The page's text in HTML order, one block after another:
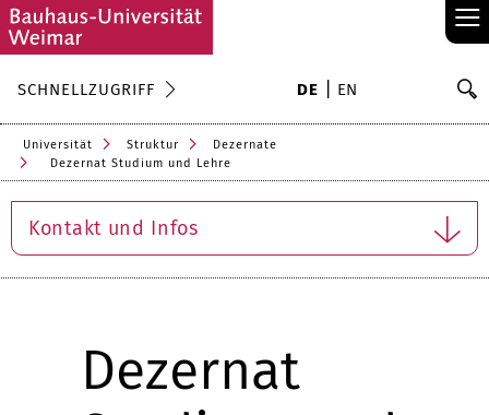
≡
SCHNELLZUGRIFF DE EN
Universität Struktur
Dezernate
Dezernat Studium und Lehre
Kontakt und Infos
Dezernat